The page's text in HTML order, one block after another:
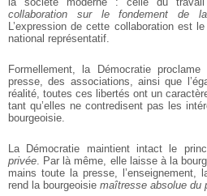
collaboration sur le fondement de
L’expression de cette collaboration est
national représentatif.
Formellement, la Démocratie
presse, des associations, ainsi que
réalité, toutes ces libertés ont un
tant qu’elles ne contredisent pas les
bourgeoisie.
La Démocratie maintient intact le
privée . Par là même, elle laisse à la
mains toute la presse, l’enseignement,
rend la bourgeoisie maîtresse absolue du